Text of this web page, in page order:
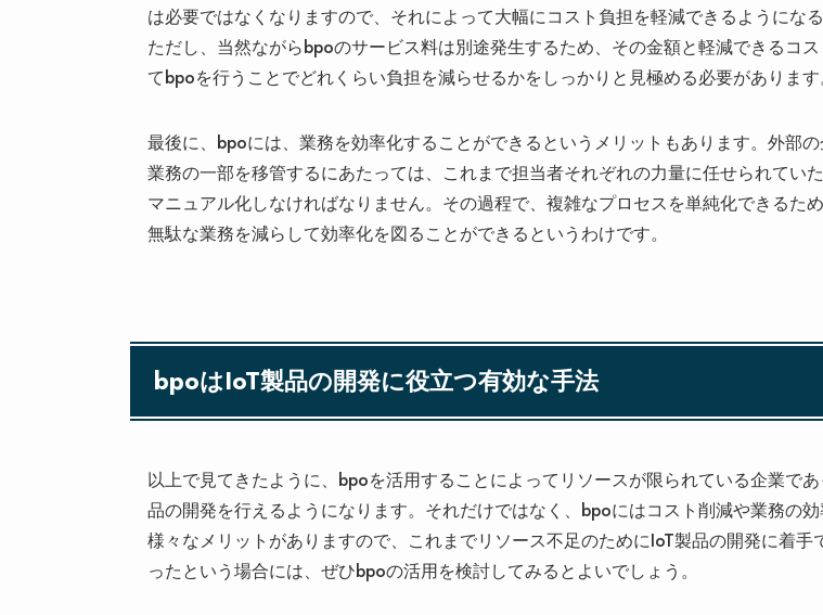
は必要ではなくなりますので、それによって大幅にコスト負担を軽減できるようになる
ただし、当然ながらbpoのサービス料は別途発生するため、その金額と軽減できるコ
てbpoを行うことでどれくらい負担を減らせるかをしっかりと見極める必要があります
最後に、bpoには、業務を効率化することができるというメリットもあります。外部
業務の一部を移管するにあたっては、これまで担当者それぞれの力量に任せられてい
マニュアル化しなければなりません。その過程で、複雑なプロセスを単純化できるた
無駄な業務を減らして効率化を図ることができるというわけです。
bpoはIoT製品の開発に役立つ有効な手法
以上で見てきたように、bpoを活用することによってリソースが限られている企業で
品の開発を行えるようになります。それだけではなく、bpoにはコスト削減や業務の
様々なメリットがありますので、これまでリソース不足のためにIoT製品の開発に着手
ったという場合には、ぜひbpoの活用を検討してみるとよいでしょう。